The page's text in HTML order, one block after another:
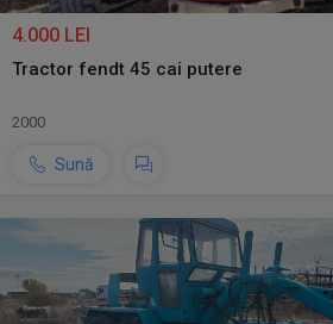
4.000 LEI
Tractor fendt 45 cai putere
2000
Sună